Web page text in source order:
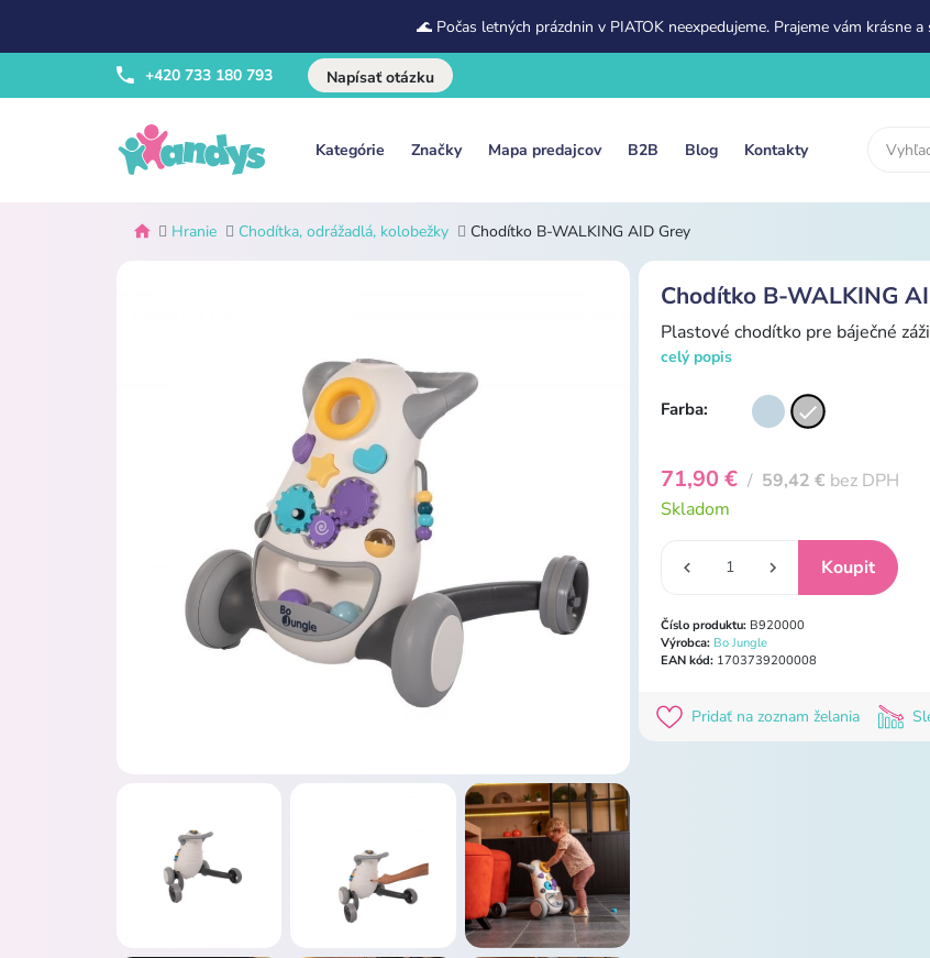
🌊 Počas letných prázdnin v PIATOK neexpedujeme. Prajeme vám krásne
+420 733 180 793 Napísať otázku
Kategórie Značky Mapa predajcov B2B Blog Kontakty
Hranie Chodítka, odrážadlá, kolobežky Chodítko B-WALKING AID Grey
Chodítko B-WALKING
Plastové chodítko pre báječné
celý popis
Farba:
71,90 € / 59,42 € bez DPH
Skladom
Číslo produktu: B920000
Výrobca: Bo Jungle
EAN kód: 1703739200008
Pridať na zoznam želania